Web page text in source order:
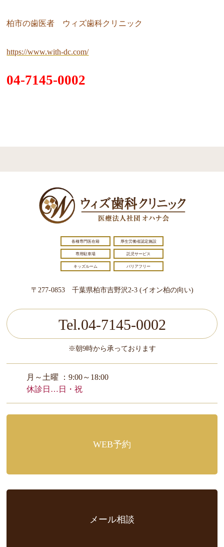
柏市の歯医者 ウィズ歯科クリニック
https://www.with-dc.com/
04-7145-0002
各種専門医在籍 厚生労働省認定施設
専用駐車場 託児サービス
キッズルーム バリアフリー
〒277-0853 千葉県柏市吉野沢2-3 (イオン柏の向い)
Tel.04-7145-0002
※朝9時から承っております
月～土曜 ：9:00～18:00
休診日…日・祝
WEB予約
メール相談